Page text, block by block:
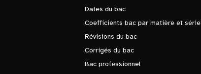
Dates du bac
Coefficients bac par matière et série
Révisions du bac
Corrigés du bac
Bac professionnel